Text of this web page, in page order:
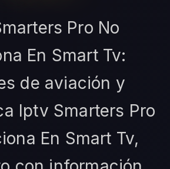
Pro No
En Smart Tv:
de aviación y
Iptv Smarters Pro
En Smart Tv,